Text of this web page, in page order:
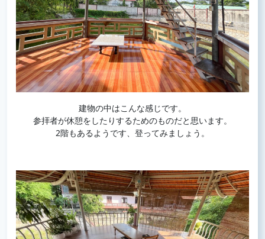
建物の中はこんな感じです。
参拝者が休憩をしたりするためのものだと思います。
2階もあるようです、登ってみましょう。